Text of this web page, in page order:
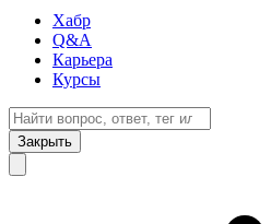
Хабр
Q&A
Карьера
Курсы
Закрыть